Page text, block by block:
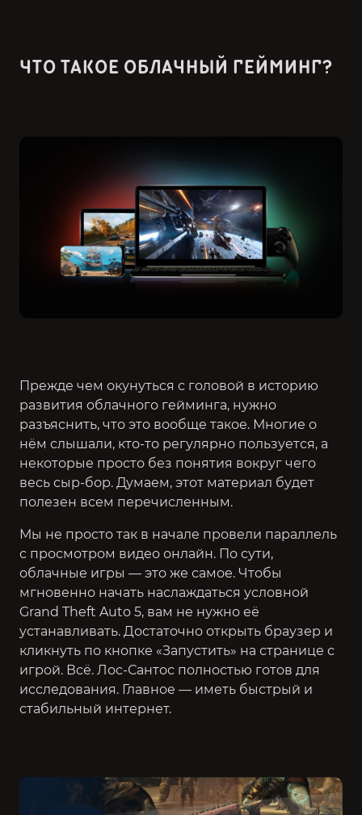
ЧТО ТАКОЕ ОБЛАЧНЫЙ ГЕЙМИНГ?
Прежде чем окунуться с головой в историю
развития облачного гейминга, нужно
разъяснить, что это вообще такое. Многие о
нём слышали, кто-то регулярно пользуется, а
некоторые просто без понятия вокруг чего
весь сыр-бор. Думаем, этот материал будет
полезен всем перечисленным.
Мы не просто так в начале провели параллель
с просмотром видео онлайн. По сути,
облачные игры — это же самое. Чтобы
мгновенно начать наслаждаться условной
Grand Theft Auto 5, вам не нужно её
устанавливать. Достаточно открыть браузер и
кликнуть по кнопке «Запустить» на странице с
игрой. Всё. Лос-Сантос полностью готов для
исследования. Главное — иметь быстрый и
стабильный интернет.